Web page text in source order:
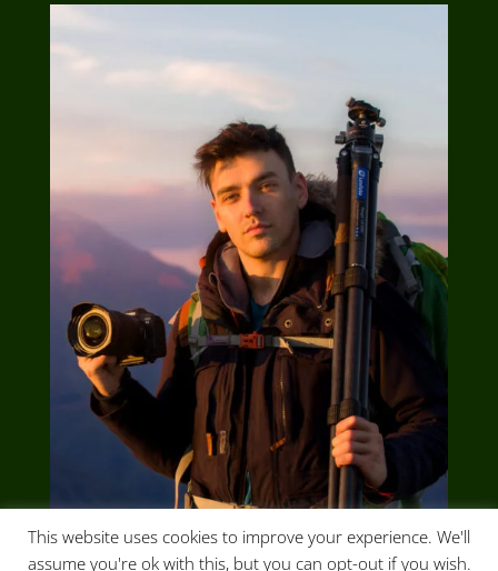
This website uses cookies to improve your experience. We'll
assume you're ok with this, but you can opt-out if you wish.